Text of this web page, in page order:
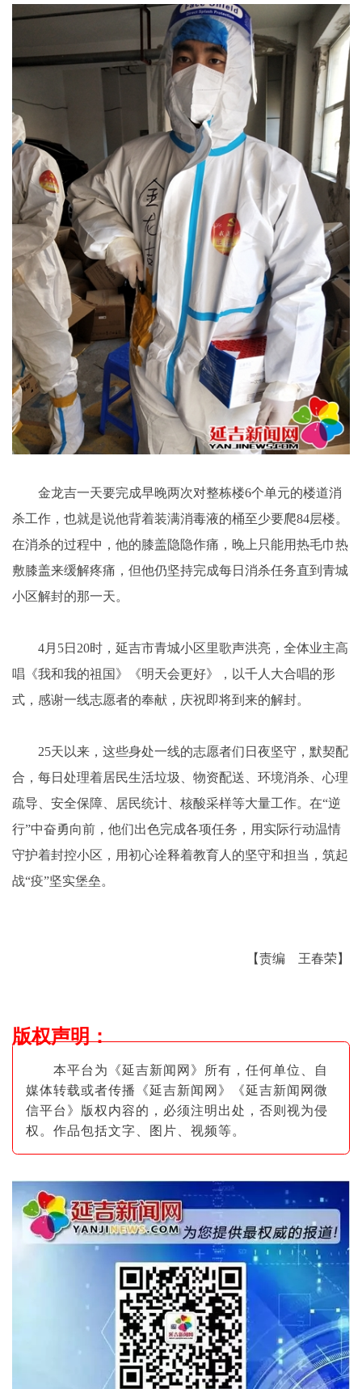
金龙吉一天要完成早晚两次对整栋楼6个单元的楼道消
杀工作，也就是说他背着装满消毒液的桶至少要爬84层楼。
在消杀的过程中，他的膝盖隐隐作痛，晚上只能用热毛巾热
敷膝盖来缓解疼痛，但他仍坚持完成每日消杀任务直到青城
小区解封的那一天。
4月5日20时，延吉市青城小区里歌声洪亮，全体业主高
唱《我和我的祖国》《明天会更好》，以千人大合唱的形
式，感谢一线志愿者的奉献，庆祝即将到来的解封。
25天以来，这些身处一线的志愿者们日夜坚守，默契配
合，每日处理着居民生活垃圾、物资配送、环境消杀、心理
疏导、安全保障、居民统计、核酸采样等大量工作。在“逆
行”中奋勇向前，他们出色完成各项任务，用实际行动温情
守护着封控小区，用初心诠释着教育人的坚守和担当，筑起
战“疫”坚实堡垒。
【责编 王春荣】
版权声明：
本平台为《延吉新闻网》所有，任何单位、自
媒体转载或者传播《延吉新闻网》《延吉新闻网微
信平台》版权内容的，必须注明出处，否则视为侵
权。作品包括文字、图片、视频等。